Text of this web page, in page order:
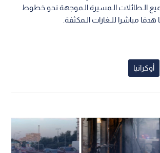
الـطائلات الـمسيرة الـموجهة نحو خطوط
هدفا مباشرا للـغارات الـمكثفة.
أوكرانيا